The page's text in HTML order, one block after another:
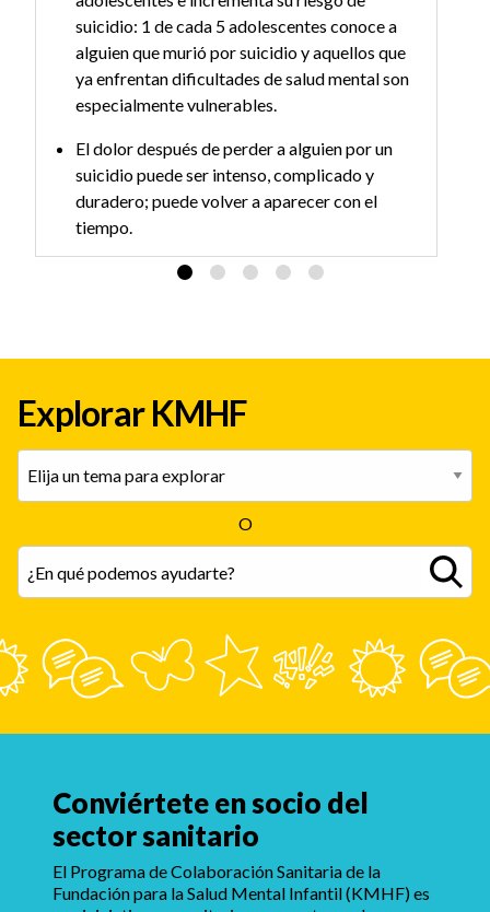
suicidio: 1 de cada 5 adolescentes conoce a
alguien que murió por suicidio y aquellos que
ya enfrentan dificultades de salud mental son
especialmente vulnerables.
El dolor después de perder a alguien por un
suicidio puede ser intenso, complicado y
duradero; puede volver a aparecer con el
tiempo.
Los adultos pueden ayudar ofreciendo
positiva con tu ejemplo y conectar con otros
que hayan vivido una pérdida por suicidio
puede reducir el estigma y ayudar a los
adolescentes a sentirse menos solos. Buscar
ayuda profesional puede brindar un apoyo
adicional.
Explorar KMHF
O
Conviértete en socio del
sector sanitario
El Programa de Colaboración Sanitaria de la
Fundación para la Salud Mental Infantil (KMHF) es